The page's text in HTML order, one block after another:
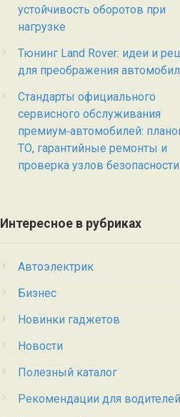
устойчивость оборотов при
нагрузке
Тюнинг Land Rover: идеи и
для преображения
Стандарты официального
сервисного обслуживания
премиум‑автомобилей:
ТО, гарантийные ремонты и
проверка узлов безопасности
Интересное в рубриках
Автоэлектрик
Бизнес
Новинки гаджетов
Новости
Полезный каталог
Рекомендации для водителей